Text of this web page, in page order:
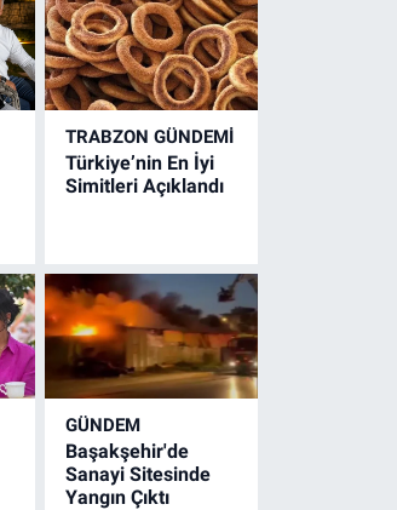
TRABZON GÜNDEMİ
Türkiye’nin En İyi
Simitleri Açıklandı
GÜNDEM
Başakşehir'de
Sanayi Sitesinde
Yangın Çıktı